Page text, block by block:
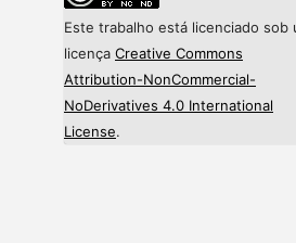
Este trabalho está licenciado sob
licença Creative Commons
Attribution-NonCommercial-
NoDerivatives 4.0 International
License.